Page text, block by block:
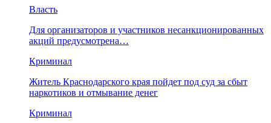
Власть
Для организаторов и участников несанкционированных
акций предусмотрена…
Криминал
Житель Краснодарского края пойдет под суд за сбыт
наркотиков и отмывание денег
Криминал